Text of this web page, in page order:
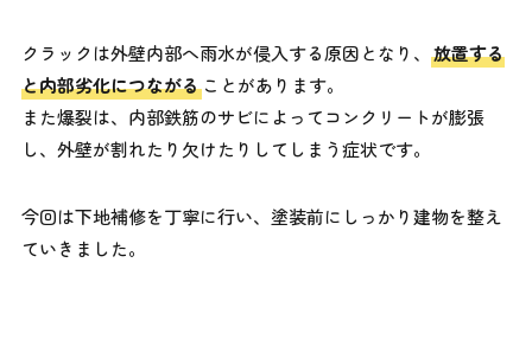
クラックは外壁内部へ雨水が侵入する原因となり、 放置する
と内部劣化につながることがあります。
また爆裂は、内部鉄筋のサビによってコンクリートが膨張
し、外壁が割れたり欠けたりしてしまう症状です。
今回は下地補修を丁寧に行い、塗装前にしっかり建物を整え
ていきました。